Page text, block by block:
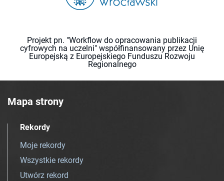
Projekt pn. "Workflow do opracowania publikacji
cyfrowych na uczelni" współfinansowany przez Unię
Europejską z Europejskiego Funduszu Rozwoju
Regionalnego
Mapa strony
Rekordy
Moje rekordy
Wszystkie rekordy
Utwórz rekord